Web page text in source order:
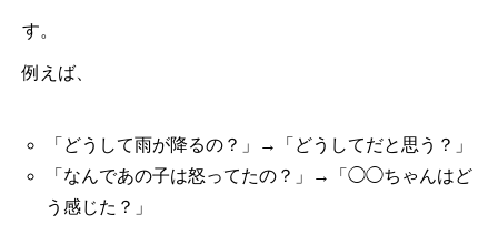
す。
例えば、
「どうして雨が降るの？」→「どうしてだと思う？」
「なんであの子は怒ってたの？」→「◯◯ちゃんはど
う感じた？」